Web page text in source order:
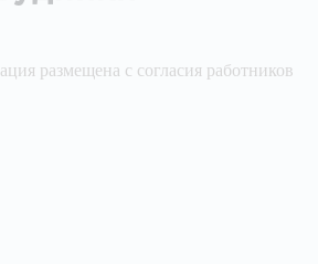
размещена с согласия работников